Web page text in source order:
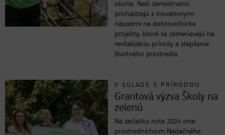
okolia. Naši zamestnanci
prichádzajú s inovatívnymi
nápadmi na dobrovoľnícke
projekty, ktoré sa zameriavajú na
revitalizáciu prírody a zlepšenie
životného prostredia.
V SÚLADE S PRÍRODOU
Grantová výzva Školy na
zelenú
Na začiatku roka 2024 sme
prostredníctvom Nadačného